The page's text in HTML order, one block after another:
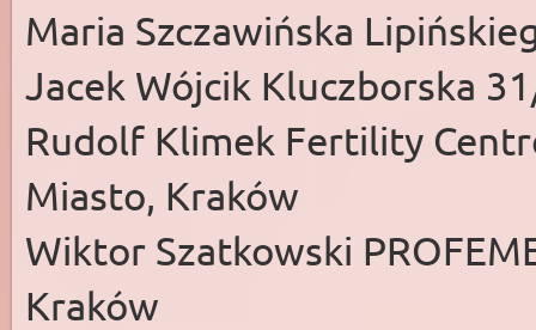
Maria Szczawińska
Jacek Wójcik Kluczborska
Rudolf Klimek Fertility
Miasto, Kraków
Wiktor Szatkowski
Kraków